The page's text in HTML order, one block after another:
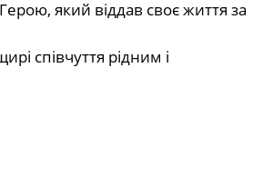
який віддав своє життя за
співчуття рідним і